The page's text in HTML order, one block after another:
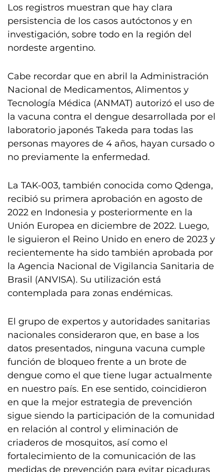
Los registros muestran que hay clara
persistencia de los casos autóctonos y en
investigación, sobre todo en la región del
nordeste argentino.
Cabe recordar que en abril la Administración
Nacional de Medicamentos, Alimentos y
Tecnología Médica (ANMAT) autorizó el uso de
la vacuna contra el dengue desarrollada por el
laboratorio japonés Takeda para todas las
personas mayores de 4 años, hayan cursado o
no previamente la enfermedad.
La TAK-003, también conocida como Qdenga,
recibió su primera aprobación en agosto de
2022 en Indonesia y posteriormente en la
Unión Europea en diciembre de 2022. Luego,
le siguieron el Reino Unido en enero de 2023 y
recientemente ha sido también aprobada por
la Agencia Nacional de Vigilancia Sanitaria de
Brasil (ANVISA). Su utilización está
contemplada para zonas endémicas.
El grupo de expertos y autoridades sanitarias
nacionales consideraron que, en base a los
datos presentados, ninguna vacuna cumple
función de bloqueo frente a un brote de
dengue como el que tiene lugar actualmente
en nuestro país. En ese sentido, coincidieron
en que la mejor estrategia de prevención
sigue siendo la participación de la comunidad
en relación al control y eliminación de
criaderos de mosquitos, así como el
fortalecimiento de la comunicación de las
medidas de prevención para evitar picaduras